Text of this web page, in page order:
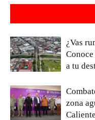
¿Vas
a tu
zona